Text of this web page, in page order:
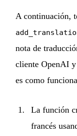
A continuación,
nota de
cliente OpenAI
es como
La función
francés